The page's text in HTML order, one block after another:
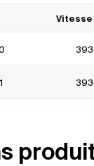
Vitesse